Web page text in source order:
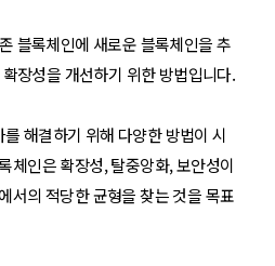
블록체인에 새로운 블록체인을 추
장성을 개선하기 위한 방법입니다.
해결하기 위해 다양한 방법이 시
체인은 확장성, 탈중앙화, 보안성이
서의 적당한 균형을 찾는 것을 목표